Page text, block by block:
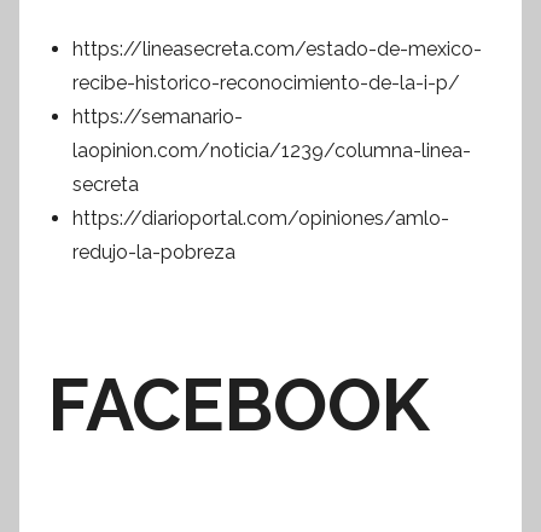
https://lineasecreta.com/estado-de-mexico-
recibe-historico-reconocimiento-de-la-i-p/
https://semanario-
laopinion.com/noticia/1239/columna-linea-
secreta
https://diarioportal.com/opiniones/amlo-
redujo-la-pobreza
FACEBOOK